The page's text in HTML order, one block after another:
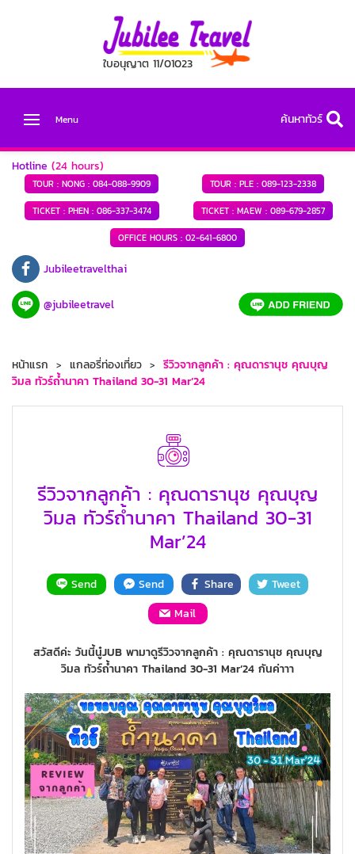
ใบอนุญาต 11/01023
Menu ค้นหาทัวร์
Hotline (24 hours)
TOUR : NONG : 084-088-9909 TOUR : PLE : 089-123-2338
TICKET : PHEN :086-337-3474 TICKET : MAEW : 089-679-2857
OFFICE HOURS : 02-641-6800
Jubileetravelthai
@jubileetravel
หน้าแรก แกลอรี่ท่องเที่ยว
รีวิวจากลูกค้า : คุณดารานุช คุณบุญ
วิมล ทัวร์ถ้ำนาคา Thailand 30-31 Mar’24
รีวิวจากลูกค้า : คุณดารานุช คุณบุญ
วิมล ทัวร์ถ้ำนาคา Thailand 30-31
Mar’24
Send Send Share
Tweet
Mail
สวัสดีค่ะ วันนี้นู๋JUB พามาดูรีวิวจากลูกค้า : คุณดารานุช คุณบุญ
วิมล ทัวร์ถ้ำนาคา Thailand 30-31 Mar’24 กันค่าาา